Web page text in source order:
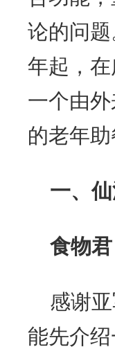
论的问
年起，
一个由
的老年
一、
食物君
感谢
能先介